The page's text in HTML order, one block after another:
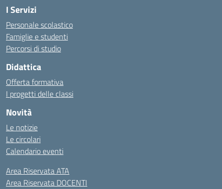
I Servizi
Personale scolastico
Famiglie e studenti
Percorsi di studio
Didattica
Offerta formativa
I progetti delle classi
Novità
Le notizie
Le circolari
Calendario eventi
Area Riservata ATA
Area Riservata DOCENTI